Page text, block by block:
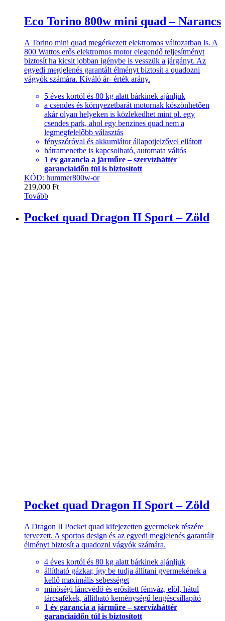
Eco Torino 800w mini quad – Narancs
A Torino mini quad megérkezett elektromos változatban is. A
800 Wattos erős elektromos motor elegendő teljesítményt
biztosít ha kicsit jobban igénybe is vesszük a járgányt. Az
egyedi megjelenés garantált élményt biztosít a quadozni
vágyók számára. Kiváló ár- érték arány.
5 éves kortól és 80 kg alatt bárkinek ajánljuk
a csendes és környezetbarát motornak köszönhetően
akár olyan helyeken is közlekedhet mint pl. egy
csendes park, ahol egy benzines quad nem a
legmegfelelőbb választás
fényszóróval és akkumlátor állapotjelzővel ellátott
hátramenetbe is kapcsolható, automata váltós
1 év garancia a járműre – szervízháttér
garanciaidőn túl is biztosított
KÓD: hummer800w-or
219,000 Ft
Tovább
Pocket quad Dragon II Sport – Zöld
Pocket quad Dragon II Sport – Zöld
A Dragon II Pocket quad kifejezetten gyermekek részére
tervezett. A sportos design és az egyedi megjelenés garantált
élményt biztosít a quadozni vágyók számára.
4 éves kortól és 80 kg alatt bárkinek ajánljuk
állítható gázkar, így be tudja állítani gyermekének a
kellő maximális sebességet
minőségi láncvédő és erősített fémváz, elöl, hátul
tárcsafékek, állítható keménységű lengéscsillapító
1 év garancia a járműre – szervízháttér
garanciaidőn túl is biztosított